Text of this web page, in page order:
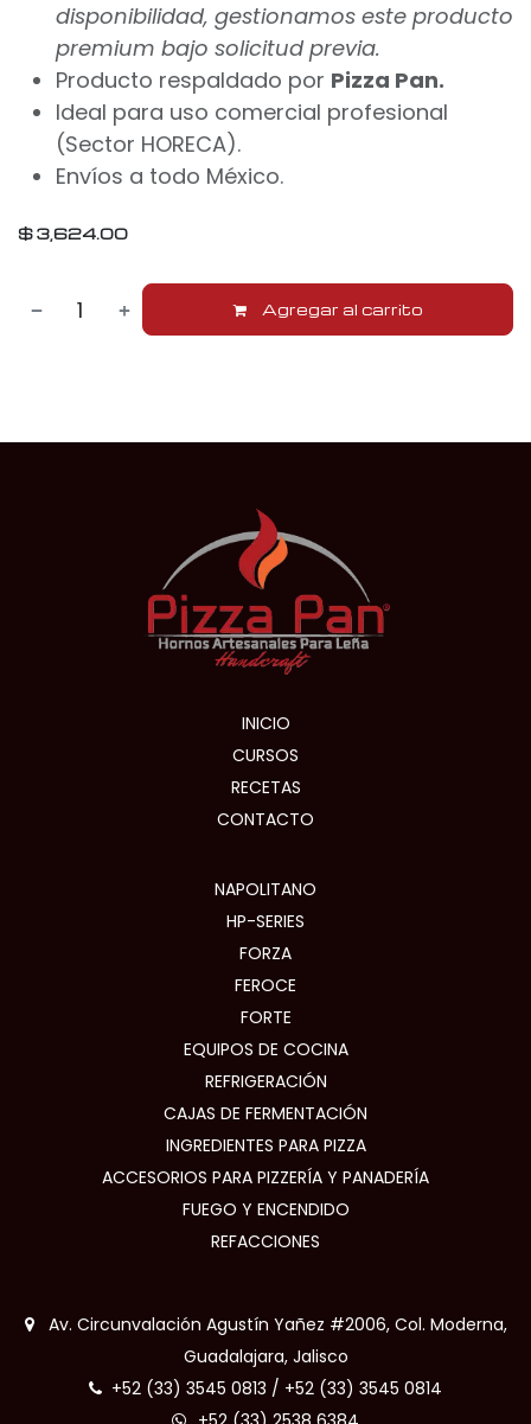
disponibilidad, gestionamos este producto
premium bajo solicitud previa.
Producto respaldado por Pizza Pan.
Ideal para uso comercial profesional
(Sector HORECA).
Envíos a todo México.
$3,624.00
Agregar al carrito
INICIO
CURSOS
RECETAS
CONTACTO
NAPOLITANO
HP-SERIES
FORZA
FEROCE
FORTE
EQUIPOS DE COCINA
REFRIGERACIÓN
CAJAS DE FERMENTACIÓN
INGREDIENTES PARA PIZZA
ACCESORIOS PARA PIZZERÍA Y PANADERÍA
FUEGO Y ENCENDIDO
REFACCIONES
Av. Circunvalación Agustín Yañez #2006, Col. Moderna,
Guadalajara, Jalisco
+52 (33) 3545 0813 / +52 (33) 3545 0814